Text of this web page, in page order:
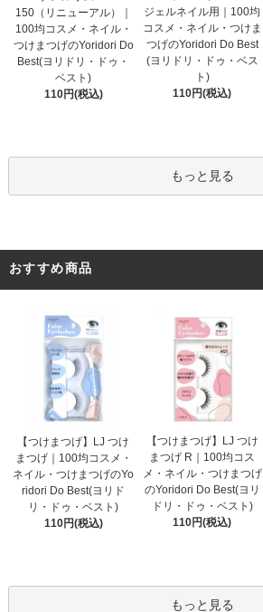
150（リニューアル）｜
100均コスメ・ネイル・
つけまつげのYoridori Do
Best(ヨリドリ・ドゥ・
ベスト)
110円(税込)
ジェルネイル用｜100均
コスメ・ネイル・つけま
つげのYoridori Do Best
(ヨリドリ・ドゥ・ベス
ト)
110円(税込)
もっと見る
おすすめ商品
【つけまつげ】LJ つけ
まつげ｜100均コスメ・
ネイル・つけまつげのYo
ridori Do Best(ヨリド
リ・ドゥ・ベスト)
110円(税込)
【つけまつげ】LJ つけ
まつげ R｜100均コス
メ・ネイル・つけまつげ
のYoridori Do Best(ヨリ
ドリ・ドゥ・ベスト)
110円(税込)
もっと見る